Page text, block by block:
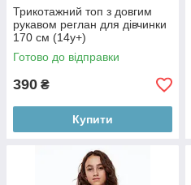
Трикотажний топ з довгим
рукавом реглан для дівчинки
170 см (14у+)
Готово до відправки
390 ₴
Купити